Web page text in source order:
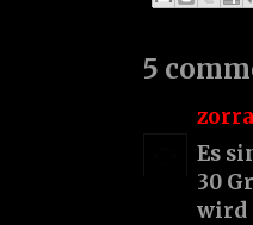
5
Es
30
wird